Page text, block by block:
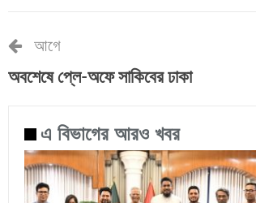
আগে
অবশেষে প্লে-অফে সাকিবের ঢাকা
এ বিভাগের আরও খবর